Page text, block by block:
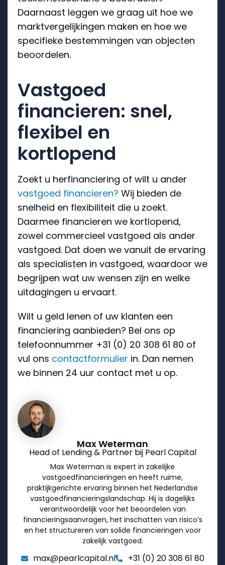
Daarnaast leggen we graag uit hoe we
marktvergelijkingen maken en hoe we
specifieke bestemmingen van objecten
beoordelen.
Vastgoed
financieren: snel,
flexibel en
kortlopend
Zoekt u herfinanciering of wilt u ander
vastgoed financieren? Wij bieden de
snelheid en flexibiliteit die u zoekt.
Daarmee financieren we kortlopend,
zowel commercieel vastgoed als ander
vastgoed. Dat doen we vanuit de ervaring
als specialisten in vastgoed, waardoor we
begrijpen wat uw wensen zijn en welke
uitdagingen u ervaart.
Wilt u geld lenen of uw klanten een
financiering aanbieden? Bel ons op
telefoonnummer +31 (0) 20 308 61 80 of
vul ons contactformulier in. Dan nemen
we binnen 24 uur contact met u op.
Max Weterman
Head of Lending & Partner bij Pearl Capital
Max Weterman is expert in zakelijke
vastgoedfinancieringen en heeft ruime,
praktijkgerichte ervaring binnen het Nederlandse
vastgoedfinancieringslandschap. Hij is dagelijks
verantwoordelijk voor het beoordelen van
financieringsaanvragen, het inschatten van risico’s
en het structureren van solide financieringen voor
zakelijk vastgoed.
max@pearlcapital.nl
+31 (0) 20 308 61 80